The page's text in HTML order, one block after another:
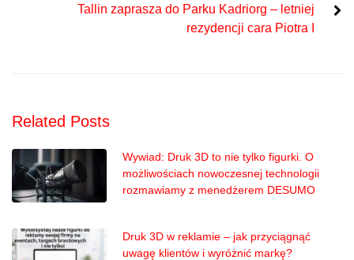
Tallin zaprasza do Parku Kadriorg – letniej
rezydencji cara Piotra I
Related Posts
Wywiad: Druk 3D to nie tylko figurki. O
możliwościach nowoczesnej technologii
rozmawiamy z menedżerem DESUMO
Druk 3D w reklamie – jak przyciągnąć
uwagę klientów i wyróżnić markę?